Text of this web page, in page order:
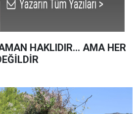
HAKLIDIR… AMA HER